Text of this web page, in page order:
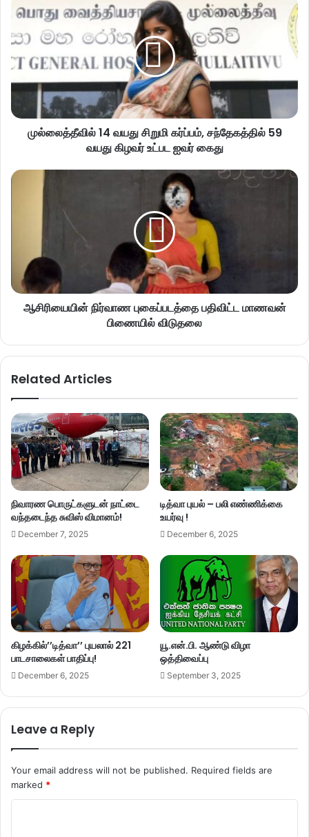
முல்லைத்தீவில் 14 வயது சிறுமி கர்ப்பம், சந்தேகத்தில் 59
வயது கிழவர் உட்பட ஐவர் கைது
ஆசிரியையின் நிர்வாண புகைப்படத்தை பதிவிட்ட மாணவன்
பிணையில் விடுதலை
Related Articles
நிவாரண பொருட்களுடன் நாட்டை
வந்தடைந்த சுவிஸ் விமானம்!
December 7, 2025
டித்வா புயல் – பலி எண்ணிக்கை
உயர்வு !
December 6, 2025
கிழக்கில்’’டித்வா’’ புயலால் 221
பாடசாலைகள் பாதிப்பு!
December 6, 2025
யூ.என்.பி. ஆண்டு விழா
ஒத்திவைப்பு
September 3, 2025
Leave a Reply
Your email address will not be published. Required fields are
marked *